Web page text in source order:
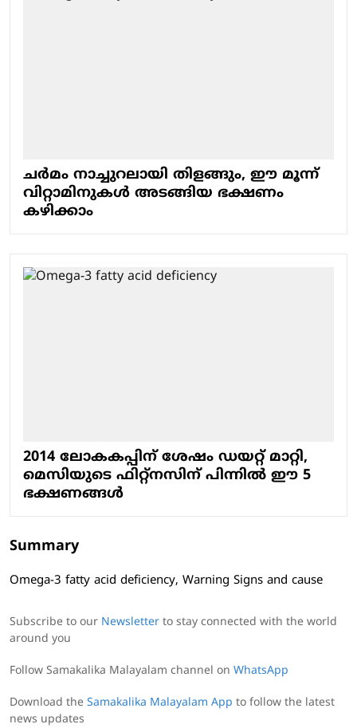
ചർമം നാച്ചുറലായി തിളങ്ങും, ഈ മൂന്ന്
വിറ്റാമിനുകൾ അടങ്ങിയ ഭക്ഷണം
കഴിക്കാം
2014 ലോകകപ്പിന് ശേഷം ഡയറ്റ് മാറ്റി,
മെസിയുടെ ഫിറ്റ്നസിന് പിന്നിൽ ഈ 5
ഭക്ഷണങ്ങൾ
Summary
Omega-3 fatty acid deficiency, Warning Signs and cause
Subscribe to our Newsletter to stay connected with the world
around you
Follow Samakalika Malayalam channel on WhatsApp
Download the Samakalika Malayalam App to follow the latest
news updates